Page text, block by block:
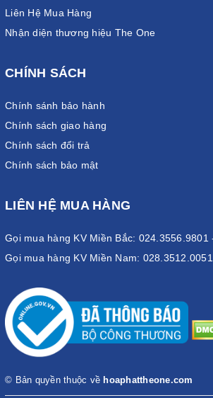
Liên Hệ Mua Hàng
Nhận diện thương hiệu The One
CHÍNH SÁCH
Chính sánh bảo hành
Chính sách giao hàng
Chính sách đổi trả
Chính sách bảo mật
LIÊN HỆ MUA HÀNG
Gọi mua hàng KV Miền Bắc: 024.3556.9801
Gọi mua hàng KV Miền Nam:
© Bản quyền thuộc về hoaphattheone.com